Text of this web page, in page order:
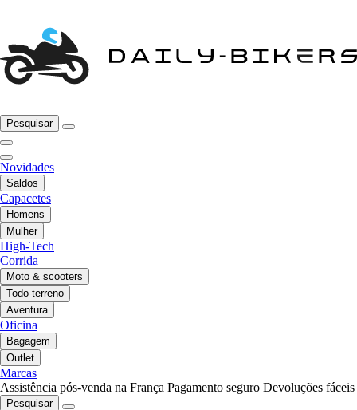
Pesquisar
Novidades
Saldos
Capacetes
Homens
Mulher
High-Tech
Corrida
Moto & scooters
Todo-terreno
Aventura
Oficina
Bagagem
Outlet
Marcas
Assistência pós-venda na França Pagamento seguro Devoluções fáceis
Pesquisar